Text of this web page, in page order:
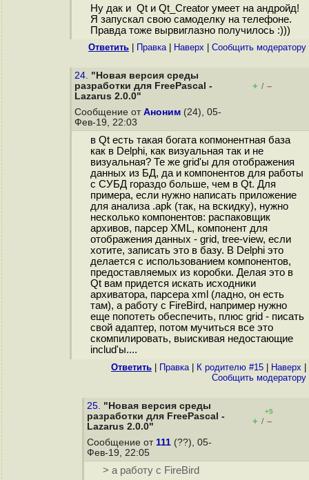
Ну дак и Qt и Qt_Creator умеет на андройд!
Я запускал свою самоделку на телефоне.
Правда тоже вырвиглазно получилось :)))
Ответить Правка| Наверх Cообщить модератору
24. "Новая версия среды
разработки для FreePascal -
Lazarus 2.0.0"
+ / –
Сообщение от Аноним (24), 05-
Фев-19, 22:03
в Qt есть такая богата копмонентная база
как в Delphi, как визуальная так и не
визуальная? Те же grid'ы для отображения
данных из БД, да и компонентов для работы
с СУБД гораздо больше, чем в Qt. Для
примера, если нужно написать приложение
для анализа .apk (так, на вскидку), нужно
несколько компонентов: распаковщик
архивов, парсер XML, компонент для
отображения данных - grid, tree-view, если
хотите, записать это в базу. В Delphi это
делается с использованием компонентов,
предоставляемых из коробки. Делая это в
Qt вам придется искать исходники
архиватора, парсера xml (ладно, он есть
там), а работу с FireBird, например нужно
еще попотеть обеспечить, плюс grid - писать
свой адаптер, потом мучиться все это
скомпилировать, выискивая недостающие
includ'ы....
Ответить Правка| К родителю #15 Наверх
Cообщить модератору
25. "Новая версия среды
разработки для FreePascal -
Lazarus 2.0.0"
+5
+ / –
Сообщение от 111 (??), 05-
Фев-19, 22:05
> а работу с FireBird